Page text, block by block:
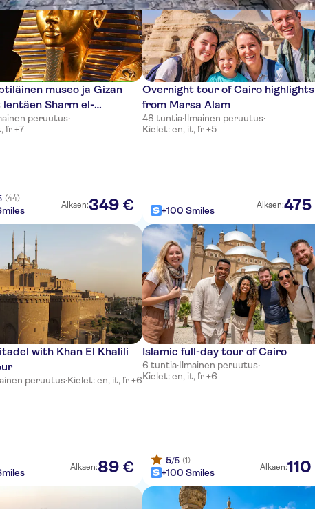
museo ja Gizan
Sharm el-
peruutus·
fr +7
(44)
Alkaen:349 €
Overnight tour of Cairo highlights
from Marsa Alam
48 tuntia·Ilmainen peruutus·
Kielet: en, it, fr +5
+100 Smiles Alkaen:475
with Khan El Khalili
peruutus·Kielet: en, it, fr +6
Alkaen:89 €
Islamic full-day tour of Cairo
6 tuntia·Ilmainen peruutus·
Kielet: en, it, fr +6
5/5 (1)
+100 Smiles Alkaen:110